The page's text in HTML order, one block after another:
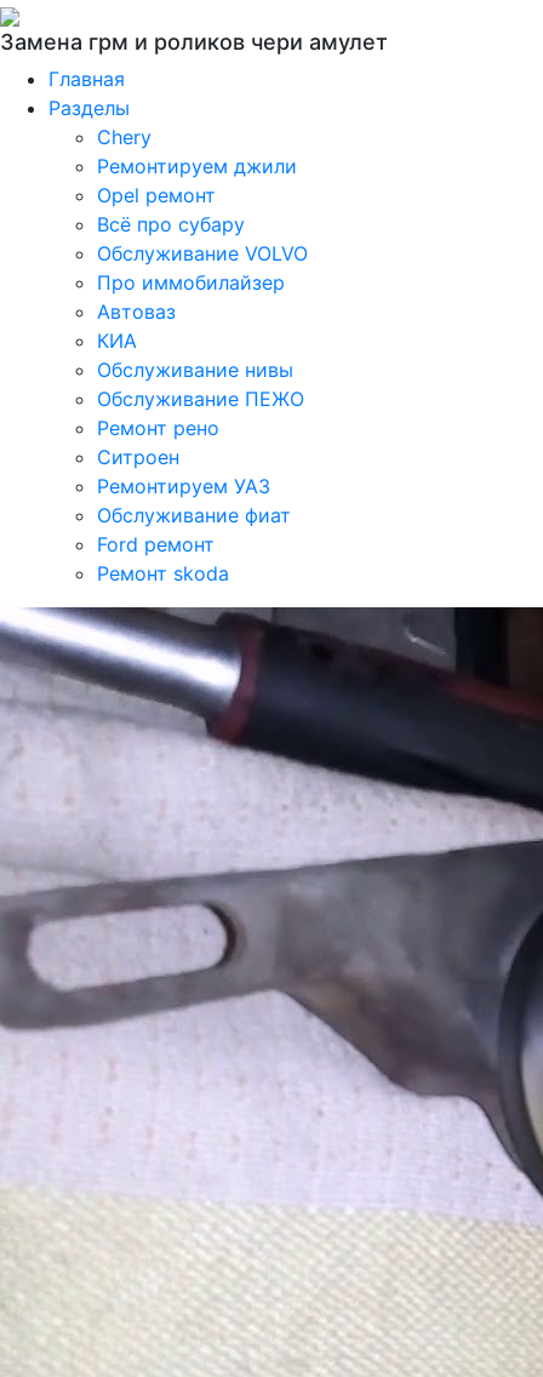
Замена грм и роликов чери амулет
Главная
Разделы
Chery
Ремонтируем джили
Opel ремонт
Всё про субару
Обслуживание VOLVO
Про иммобилайзер
Автоваз
КИА
Обслуживание нивы
Обслуживание ПЕЖО
Ремонт рено
Ситроен
Ремонтируем УАЗ
Обслуживание фиат
Ford ремонт
Ремонт skoda